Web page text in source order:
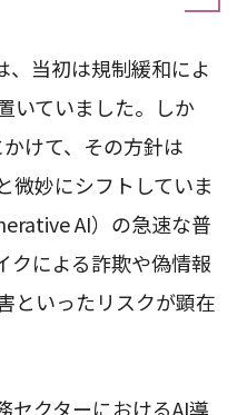
、当初は規制緩和によ
いていました。しか
けて、その方針は
微妙にシフトしていま
AI）の急速な普
クによる詐欺や偽情報
といったリスクが顕在
セクターにおけるAI導